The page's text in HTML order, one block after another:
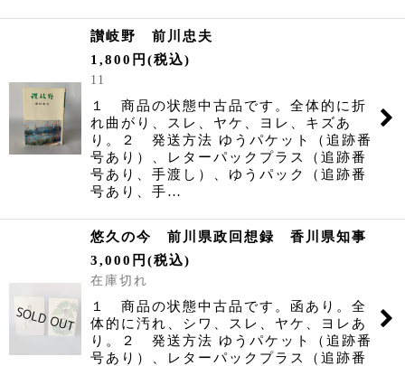
讃岐野 前川忠夫
1,800 円 (税込)
11
１ 商品の状態中古品です。全体的に折
れ曲がり、スレ、ヤケ、ヨレ、キズあ
り。２ 発送方法 ゆうパケット（追跡番
号あり）、レターパックプラス（追跡番
号あり、手渡し）、ゆうパック（追跡番
号あり、手…
悠久の今 前川県政回想録 香川県知事
3,000 円 (税込)
在庫切れ
１ 商品の状態中古品です。函あり。全
体的に汚れ、シワ、スレ、ヤケ、ヨレあ
り。２ 発送方法 ゆうパケット（追跡番
号あり）、レターパックプラス（追跡番